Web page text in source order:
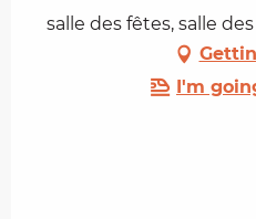
salle des fêtes, salle
I'm